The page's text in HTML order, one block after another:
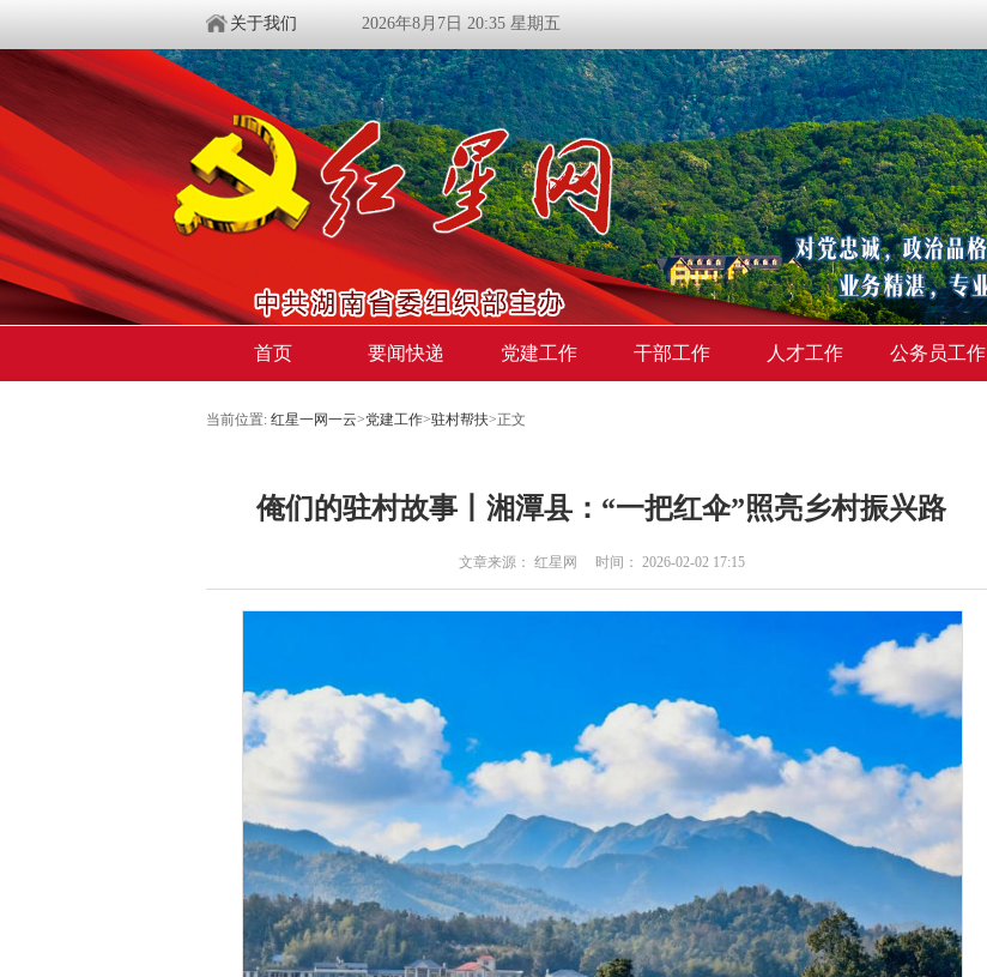
关于我们 2026年8月7日 20:35 星期五
首页 要闻快递 党建工作 干部工作 人才工作 公务员工作
当前位置: 红星一网一云>党建工作>驻村帮扶>正文
俺们的驻村故事丨湘潭县：“一把红伞”照亮乡村振兴路
文章来源： 红星网 时间： 2026-02-02 17:15